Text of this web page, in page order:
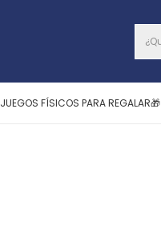
JUEGOS FÍSICOS PARA REGALAR🎁